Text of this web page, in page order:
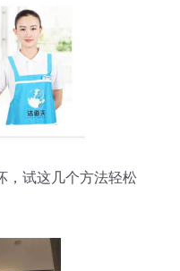
，试这几个方法轻松